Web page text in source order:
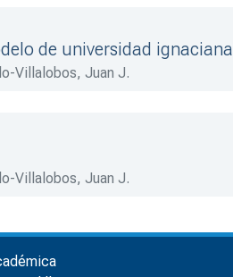
de universidad ignaciana
Villalobos, Juan J.
Villalobos, Juan J.